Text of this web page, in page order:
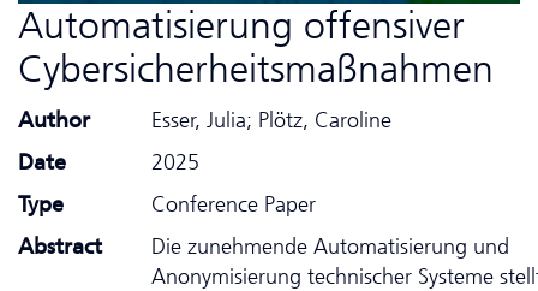
Automatisierung offensiver
Cybersicherheitsmaßnahmen
Author
Esser, Julia; Plötz, Caroline
Date
2025
Type
Conference Paper
Abstract
Die zunehmende Automatisierung und
Anonymisierung technischer Systeme